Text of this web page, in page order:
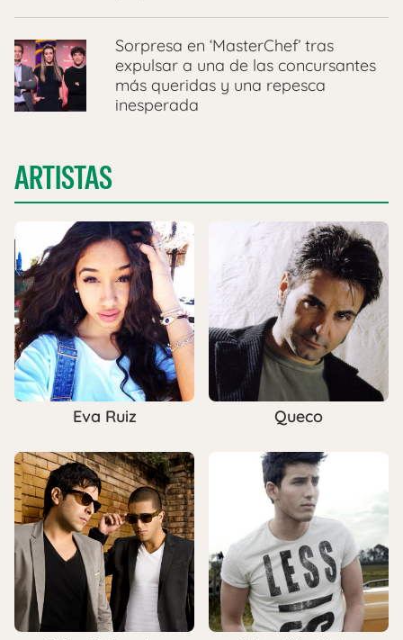
Sorpresa en ‘MasterChef’ tras
expulsar a una de las concursantes
más queridas y una repesca
inesperada
ARTISTAS
Eva Ruiz Queco